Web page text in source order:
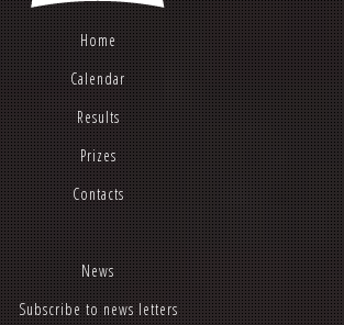
Home
Calendar
Results
Prizes
Contacts
News
Subscribe to news letters